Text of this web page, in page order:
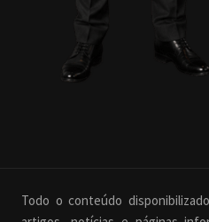
Todo o conteúdo